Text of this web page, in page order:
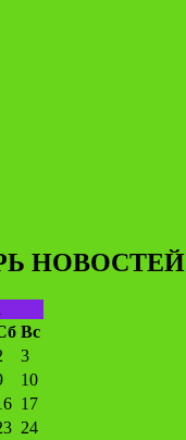
НОВОСТЕЙ
Вс
3
10
17
24